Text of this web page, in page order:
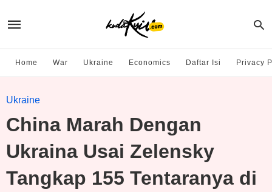
Home War Ukraine Economics Daftar Isi Privacy
Ukraine
China Marah Dengan
Ukraina Usai Zelensky
Tangkap 155 Tentaranya di